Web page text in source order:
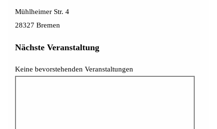
Mühlheimer Str. 4
28327 Bremen
Nächste Veranstaltung
Keine bevorstehenden Veranstaltungen